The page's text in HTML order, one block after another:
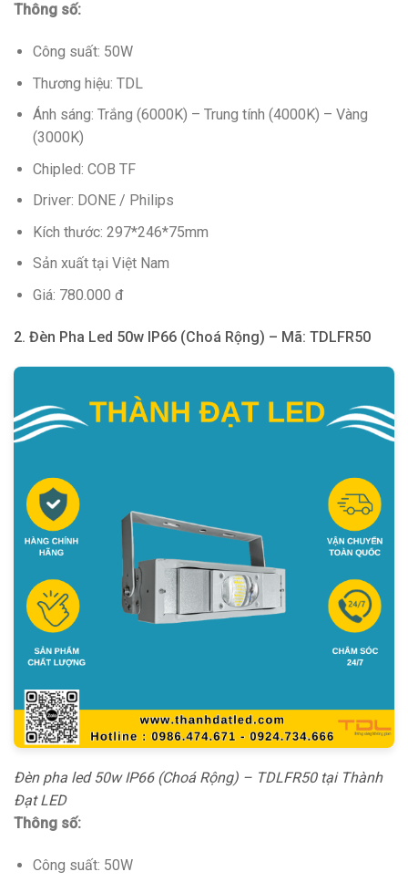
Thông số:
Công suất: 50W
Thương hiệu: TDL
Ánh sáng: Trắng (6000K) – Trung tính (4000K) – Vàng
(3000K)
Chipled: COB TF
Driver: DONE / Philips
Kích thước: 297*246*75mm
Sản xuất tại Việt Nam
Giá: 780.000 đ
2. Đèn Pha Led 50w IP66 (Choá Rộng) – Mã: TDLFR50
Đèn pha led 50w IP66 (Choá Rộng) – TDLFR50 tại Thành
Đạt LED
Thông số:
Công suất: 50W